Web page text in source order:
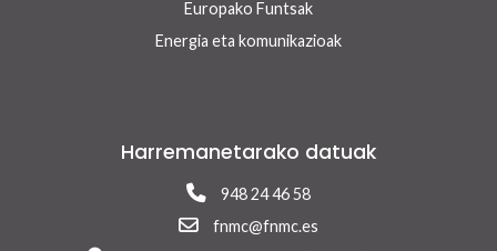
Europako Funtsak
Energia eta komunikazioak
Harremanetarako datuak
948 24 46 58
fnmc@fnmc.es